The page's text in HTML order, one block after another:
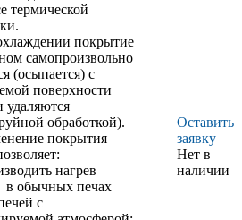
термической
покрытие
самопроизвольно
(осыпается) с
поверхности
удаляются
обработкой).
покрытия
нагрев
в обычных печах
с
Оставить
заявку
Нет в
наличии